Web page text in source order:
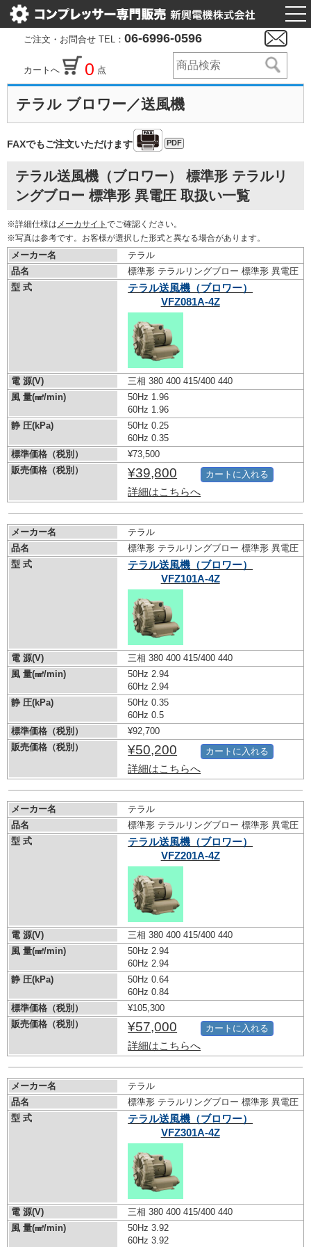
ご注文・お問合せ TEL： 06-6996-0596
カートへ 0 点
テラル ブロワー／送風機
FAXでもご注文いただけます PDF
テラル送風機（ブロワー） 標準形 テラルリ
ングブロー 標準形 異電圧 取扱い一覧
※詳細仕様は メーカサイト でご確認ください。
※写真は参考です。お客様が選択した形式と異なる場合があります。
メーカー名
テラル
品名
標準形 テラルリングブロー 標準形 異電圧
型 式
テラル送風機（ブロワー）
VFZ081A-4Z
電 源(V)
三相 380 400 415/400 440
風 量(㎣/min)
50Hz 1.96
60Hz 1.96
静 圧(kPa)
50Hz 0.25
60Hz 0.35
標準価格（税別）
¥73,500
販売価格（税別）
¥39,800
詳細はこちらへ
カートに入れる
メーカー名
テラル
品名
標準形 テラルリングブロー 標準形 異電圧
型 式
テラル送風機（ブロワー）
VFZ101A-4Z
電 源(V)
三相 380 400 415/400 440
風 量(㎣/min)
50Hz 2.94
60Hz 2.94
静 圧(kPa)
50Hz 0.35
60Hz 0.5
標準価格（税別）
¥92,700
販売価格（税別）
¥50,200
詳細はこちらへ
カートに入れる
メーカー名
テラル
品名
標準形 テラルリングブロー 標準形 異電圧
型 式
テラル送風機（ブロワー）
VFZ201A-4Z
電 源(V)
三相 380 400 415/400 440
風 量(㎣/min)
50Hz 2.94
60Hz 2.94
静 圧(kPa)
50Hz 0.64
60Hz 0.84
標準価格（税別）
¥105,300
販売価格（税別）
¥57,000
詳細はこちらへ
カートに入れる
メーカー名
テラル
品名
標準形 テラルリングブロー 標準形 異電圧
型 式
テラル送風機（ブロワー）
VFZ301A-4Z
電 源(V)
三相 380 400 415/400 440
風 量(㎣/min)
50Hz 3.92
60Hz 3.92